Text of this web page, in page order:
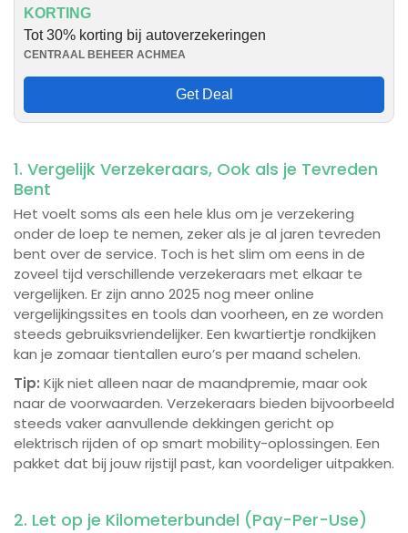
KORTING
Tot 30% korting bij autoverzekeringen
CENTRAAL BEHEER ACHMEA
Get Deal
1. Vergelijk Verzekeraars, Ook als je Tevreden
Bent
Het voelt soms als een hele klus om je verzekering
onder de loep te nemen, zeker als je al jaren tevreden
bent over de service. Toch is het slim om eens in de
zoveel tijd verschillende verzekeraars met elkaar te
vergelijken. Er zijn anno 2025 nog meer online
vergelijkingssites en tools dan voorheen, en ze worden
steeds gebruiksvriendelijker. Een kwartiertje rondkijken
kan je zomaar tientallen euro’s per maand schelen.
Tip: Kijk niet alleen naar de maandpremie, maar ook
naar de voorwaarden. Verzekeraars bieden bijvoorbeeld
steeds vaker aanvullende dekkingen gericht op
elektrisch rijden of op smart mobility-oplossingen. Een
pakket dat bij jouw rijstijl past, kan voordeliger uitpakken.
2. Let op je Kilometerbundel (Pay-Per-Use)